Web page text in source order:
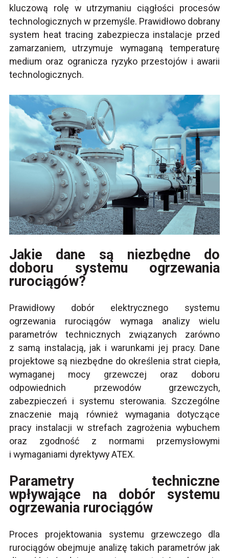
kluczową rolę w utrzymaniu ciągłości procesów
technologicznych w przemyśle. Prawidłowo dobrany
system heat tracing zabezpiecza instalacje przed
zamarzaniem, utrzymuje wymaganą temperaturę
medium oraz ogranicza ryzyko przestojów i awarii
technologicznych.
Jakie dane są niezbędne do
doboru systemu ogrzewania
rurociągów?
Prawidłowy dobór elektrycznego systemu
ogrzewania rurociągów wymaga analizy wielu
parametrów technicznych związanych zarówno
z samą instalacją, jak i warunkami jej pracy. Dane
projektowe są niezbędne do określenia strat ciepła,
wymaganej mocy grzewczej oraz doboru
odpowiednich przewodów grzewczych,
zabezpieczeń i systemu sterowania. Szczególne
znaczenie mają również wymagania dotyczące
pracy instalacji w strefach zagrożenia wybuchem
oraz zgodność z normami przemysłowymi
i wymaganiami dyrektywy ATEX.
Parametry techniczne
wpływające na dobór systemu
ogrzewania rurociągów
Proces projektowania systemu grzewczego dla
rurociągów obejmuje analizę takich parametrów jak